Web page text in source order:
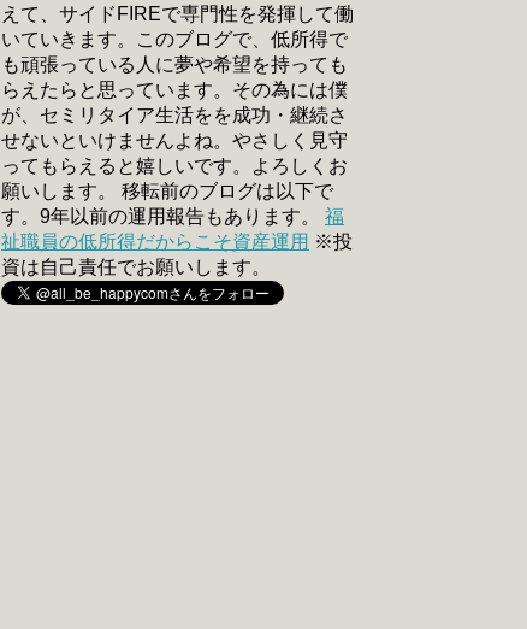
えて、サイドFIREで専門性を発揮して働
いていきます。このブログで、低所得で
も頑張っている人に夢や希望を持っても
らえたらと思っています。その為には僕
が、セミリタイア生活をを成功・継続さ
せないといけませんよね。やさしく見守
ってもらえると嬉しいです。よろしくお
願いします。 移転前のブログは以下で
す。9年以前の運用報告もあります。 福
祉職員の低所得だからこそ資産運用 ※投
資は自己責任でお願いします。